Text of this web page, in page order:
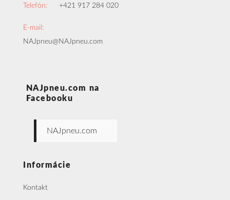
Telefón: +421 917 284 020
E-mail:
NAJpneu@NAJpneu.com
NAJpneu.com na
Facebooku
NAJpneu.com
Informácie
Kontakt